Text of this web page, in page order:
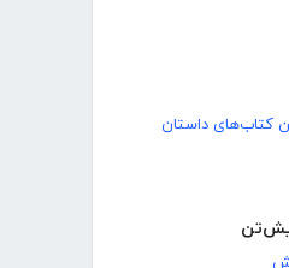
کتاب‌های داستان